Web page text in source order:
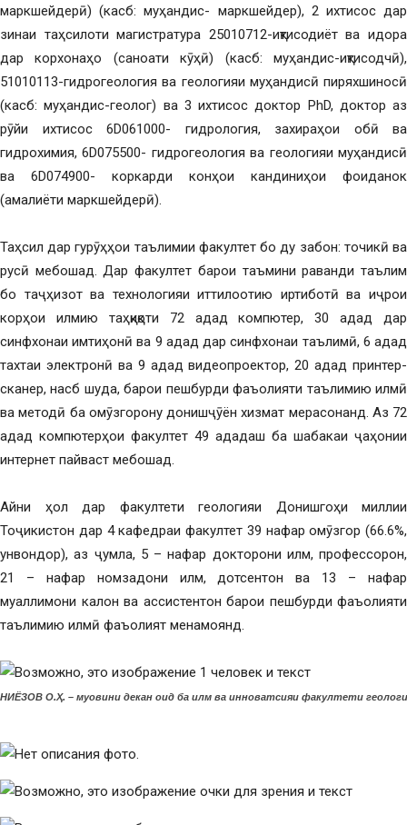
маркшейдерӣ) (касб: муҳандис- маркшейдер), 2 ихтисос дар
зинаи таҳсилоти магистратура 25010712-иқтисодиёт ва идора
дар корхонаҳо (саноати кӯҳӣ) (касб: муҳандис-иқтисодчӣ),
51010113-гидрогеология ва геологияи муҳандисӣ пиряхшиносӣ
(касб: муҳандис-геолог) ва 3 ихтисос доктор PhD, доктор аз
рӯйи ихтисос 6D061000- гидрология, захираҳои обӣ ва
гидрохимия, 6D075500- гидрогеология ва геологияи муҳандисӣ
ва 6D074900- коркарди конҳои кандиниҳои фоиданок
(амалиёти маркшейдерӣ).
Таҳсил дар гурӯҳҳои таълимии факултет бо ду забон: точикӣ ва
русӣ мебошад. Дар факултет барои таъмини раванди таълим
бо таҷҳизот ва технологияи иттилоотию иртиботӣ ва иҷрои
корҳои илмию таҳқиқоти 72 адад компютер, 30 адад дар
синфхонаи имтиҳонӣ ва 9 адад дар синфхонаи таълимӣ, 6 адад
тахтаи электронӣ ва 9 адад видеопроектор, 20 адад принтер-
сканер, насб шуда, барои пешбурди фаъолияти таълимию илмӣ
ва методӣ ба омӯзгорону донишҷӯён хизмат мерасонанд. Аз 72
адад компютерҳои факултет 49 ададаш ба шабакаи ҷаҳонии
интернет пайваст мебошад.
Айни ҳол дар факултети геологияи Донишгоҳи миллии
Тоҷикистон дар 4 кафедраи факултет 39 нафар омӯзгор (66.6%,
унвондор), аз ҷумла, 5 – нафар докторони илм, профессорон,
21 – нафар номзадони илм, дотсентон ва 13 – нафар
муаллимони калон ва ассистентон барои пешбурди фаъолияти
таълимию илмӣ фаъолият менамоянд.
НИЁЗОВ О.Ҳ. – муовини декан оид ба илм ва инноватсияи факултети